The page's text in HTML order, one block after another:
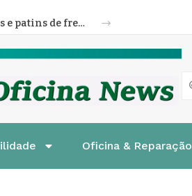
Riffel lança linha de pastilhas e patins de freios para motocicletas
Oficina & Reparação